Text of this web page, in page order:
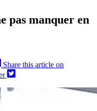
pas manquer en
Share this article on